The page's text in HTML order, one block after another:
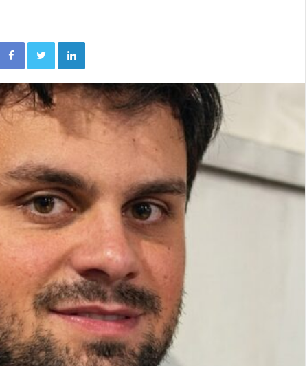
FacebookTwitterLinkedin